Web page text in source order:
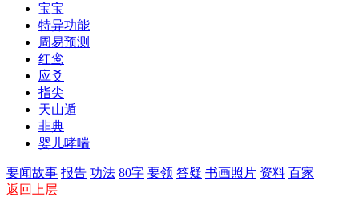
宝宝
特异功能
周易预测
红鸾
应爻
指尖
天山遁
非典
婴儿哮喘
要闻故事 报告 功法 80字 要领 答疑 书画照片 资料 百家
返回上层